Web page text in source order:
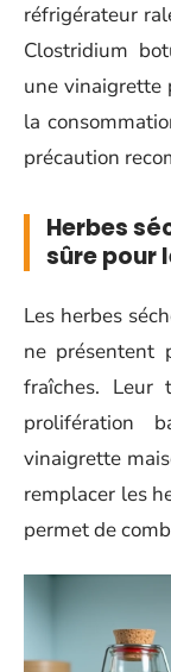
réfrigérateur
Clostridium
une vinaigrette
la
précaution
Herbes
sûre pour
Les herbes
ne présentent
fraîches.
prolifération
vinaigrette
remplacer les
permet de